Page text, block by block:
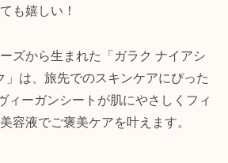
も嬉しい！
ズから生まれた「ガラク ナイアシ
」は、旅先でのスキンケアにぴった
ィーガンシートが肌にやさしくフィ
容液でご褒美ケアを叶えます。